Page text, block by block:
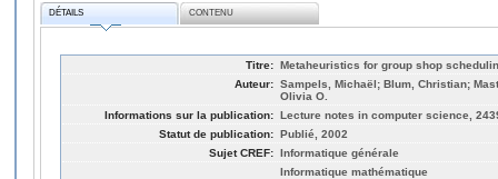
DÉTAILS CONTENU
Titre: Metaheuristics for group shop
Auteur: Sampels, Michaël; Blum, Christian;
Olivia O.
Informations sur la publication: Lecture notes in computer science,
Statut de publication: Publié, 2002
Sujet CREF: Informatique générale
Informatique mathématique